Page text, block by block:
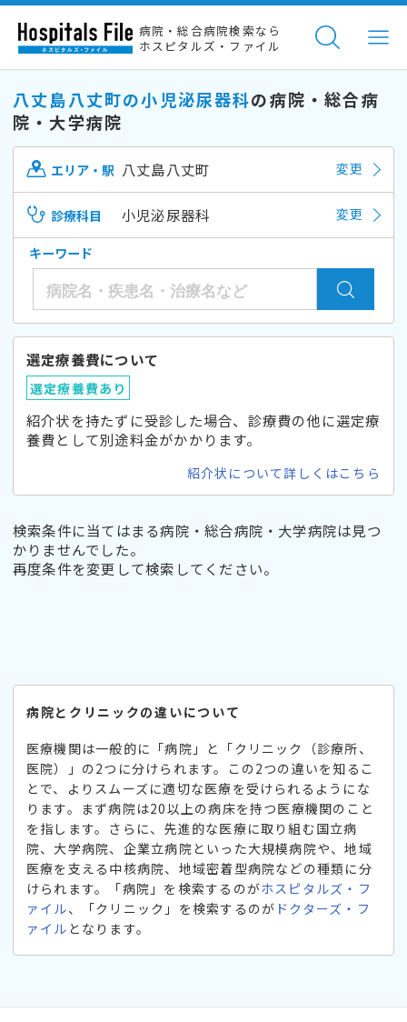
病院・総合病院検索なら
ホスピタルズ・ファイル
八丈島八丈町の小児泌尿器科の病院・総合病
院・大学病院
エリア・駅 八丈島八丈町 変更
診療科目 小児泌尿器科 変更
キーワード
選定療養費について
選定療養費あり
紹介状を持たずに受診した場合、診療費の他に選定療
養費として別途料金がかかります。
紹介状について詳しくはこちら
検索条件に当てはまる病院・総合病院・大学病院は見つ
かりませんでした。
再度条件を変更して検索してください。
病院とクリニックの違いについて
医療機関は一般的に「病院」と「クリニック（診療所、
医院）」の2つに分けられます。この2つの違いを知るこ
とで、よりスムーズに適切な医療を受けられるようにな
ります。まず病院は20以上の病床を持つ医療機関のこと
を指します。さらに、先進的な医療に取り組む国立病
院、大学病院、企業立病院といった大規模病院や、地域
医療を支える中核病院、地域密着型病院などの種類に分
けられます。「病院」を検索するのがホスピタルズ・フ
ァイル、「クリニック」を検索するのが ドクターズ・フ
ァイル となります。